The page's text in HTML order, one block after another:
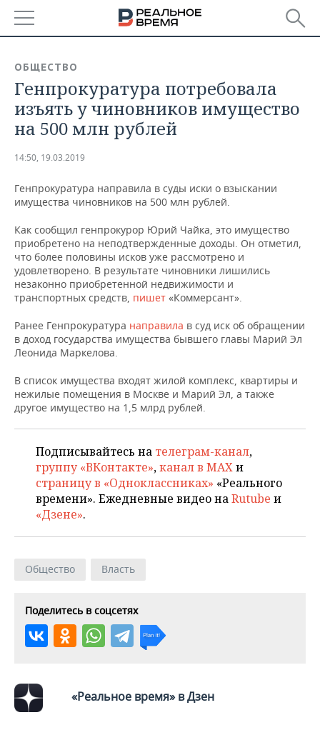
БАШКОРТОСТАН
ТАТАРСТАН
НОВОСТИ
АНАЛИТИКА
ДЕКЛАРАЦИИ О ДОХОДАХ
ВУЗЫ ТАТАРСТАНА
КОМУ ПРИНАДЛЕЖАТ
ТОРГОВЫЕ ЦЕНТРЫ
ТАТАРСТАНА
НОВОСТИ ЭКОНОМИКИ
БАНКИ
БЮДЖЕТ
ПРОМЫШЛЕННОСТЬ
ПРОМЫШЛЕННОСТИ
АГРОПРОМ
МАШИНОСТРОЕНИЕ
НЕФТЕХИМИЯ
НЕФТЬ
ОПК
НОВОСТИ НЕДВИЖИМОСТИ
АВТО
НОВОСТИ АВТО
БИЗНЕС
РОЗНИЧНАЯ ТОРГОВЛЯ
ТРАНСПОРТ
УСЛУГИ
НОВОСТИ ТЕХНОЛОГИЙ
IT
МЕДИА
ТЕЛЕКОММУНИКАЦИИ
МЕРОПРИЯТИЯ
НОВОСТИ МЕРОПРИЯТИЙ
ВЫЕЗДНАЯ РЕДАКЦИЯ
БИЗНЕС-БРАНЧИ
ONLINE-КОНФЕРЕНЦИИ
ОТКРЫТАЯ ЛЕКЦИЯ
СПОРТ
НОВОСТИ СПОРТА
ФУТБОЛ
ХОККЕЙ
БАСКЕТБОЛ
КИБЕРСПОРТ
ФИГУРНОЕ КАТАНИЕ
ВОДНЫЕ ВИДЫ СПОРТА
ОБЩЕСТВО
НОВОСТИ ОБЩЕСТВА
ВЛАСТЬ
ИНФРАСТРУКТУРА
КУЛЬТУРА
МЕДИЦИНА
ОБРАЗОВАНИЕ
ФОТОГАЛЕРЕЯ
СЮЖЕТЫ
СПРАВОЧНИК
СПИСОК КОМПАНИЙ
ОБЩЕСТВО
Генпрокуратура потребовала
изъять у чиновников имущество
на 500 млн рублей
14:50, 19.03.2019
Генпрокуратура направила в суды иски о взыскании
имущества чиновников на 500 млн рублей.
Как сообщил генпрокурор Юрий Чайка, это имущество
приобретено на неподтвержденные доходы. Он отметил,
что более половины исков уже рассмотрено и
удовлетворено. В результате чиновники лишились
незаконно приобретенной недвижимости и
транспортных средств, пишет «Коммерсант».
Ранее Генпрокуратура направила в суд иск об обращении
в доход государства имущества бывшего главы Марий Эл
Леонида Маркелова.
В список имущества входят жилой комплекс, квартиры и
нежилые помещения в Москве и Марий Эл, а также
другое имущество на 1,5 млрд рублей.
Подписывайтесь на телеграм-канал,
группу «ВКонтакте»,канал в MAXи
страницу в «Одноклассниках» «Реального
времени». Ежедневные видео наRutube и
«Дзене».
Общество Власть
Поделитесь в соцсетях
«Реальное время» в Дзен